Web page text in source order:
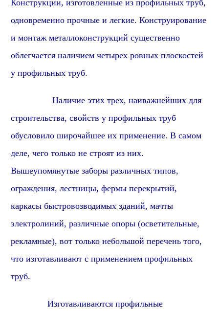
Конструкции, изготовленные из профильных труб,
одновременно прочные и легкие. Конструирование
и монтаж металлоконструкций существенно
облегчается наличием четырех ровных плоскостей
у профильных труб.
Наличие этих трех, наиважнейших для
строительства, свойств у профильных труб
обусловило широчайшее их применение. В самом
деле, чего только не строят из них.
Вышеупомянутые заборы различных типов,
ограждения, лестницы, фермы перекрытий,
каркасы быстровозводимых зданий, мачты
электролиний, различные опоры (осветительные,
рекламные), вот только небольшой перечень того,
что изготавливают с применением профильных
труб.
Изготавливаются профильные